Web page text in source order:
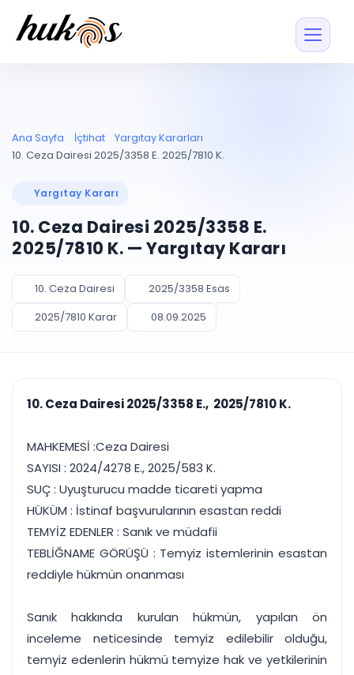
Entegrasyonu
UYAP ile otomatik
UYAP Evrak
Entegrasyonu
UETS Entegrasyonu
Tebligatları anında
Müvekkil ve taraf
Vekalet
PLANLAMA & TAKİP
Pano ve Takip
Duruşma ve görev
takvimi
Bildirim
takibi
Tek panelde uçtan uca yönetim
UYAP & UETS entegrasyonundan finansa, hepsi bir arada.
Tüm özellikleri inceleyin
Blog
Ücretsiz Başlayın Giriş Yap
Ana Sayfa İçtihat
Yargıtay Kararları
10. Ceza Dairesi 2025/3358 E. 2025/7810 K.
Yargıtay Kararı
10. Ceza Dairesi 2025/3358 E.
2025/7810 K. — Yargıtay Kararı
10. Ceza Dairesi
2025/3358 Esas
2025/7810 Karar
08.09.2025
10. Ceza Dairesi 2025/3358 E., 2025/7810 K.
MAHKEMESİ :Ceza Dairesi
SAYISI : 2024/4278 E., 2025/583 K.
SUÇ : Uyuşturucu madde ticareti yapma
HÜKÜM : İstinaf başvurularının esastan reddi
TEMYİZ EDENLER : Sanık ve müdafii
TEBLİĞNAME GÖRÜŞÜ : Temyiz istemlerinin esastan
reddiyle hükmün onanması
Sanık hakkında kurulan hükmün, yapılan ön
inceleme neticesinde temyiz edilebilir olduğu,
temyiz edenlerin hükmü temyize hak ve yetkilerinin